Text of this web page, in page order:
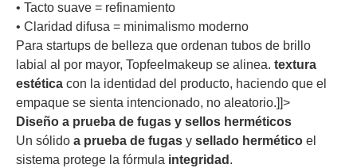
• Tacto suave = refinamiento
• Claridad difusa = minimalismo moderno
Para startups de belleza que ordenan tubos de brillo
labial al por mayor, Topfeelmakeup se alinea. textura
estética con la identidad del producto, haciendo que el
empaque se sienta intencionado, no aleatorio.]]>
Diseño a prueba de fugas y sellos herméticos
Un sólido a prueba de fugas y sellado hermético el
sistema protege la fórmula integridad .